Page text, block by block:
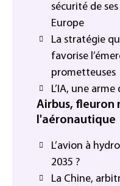
sécurité de
Europe
La stratégie
favorise
prometteuses
L’IA, une
Airbus, fleuron
l'aéronautique
L’avion à
2035 ?
La Chine,